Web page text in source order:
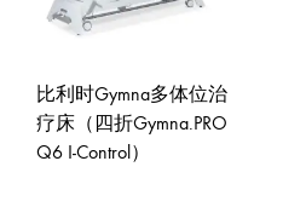
比利时Gymna多体位治
疗床（四折Gymna.PRO
Q6 I-Control）